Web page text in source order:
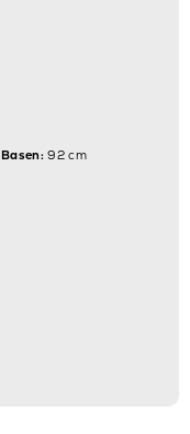
Basen:92 cm